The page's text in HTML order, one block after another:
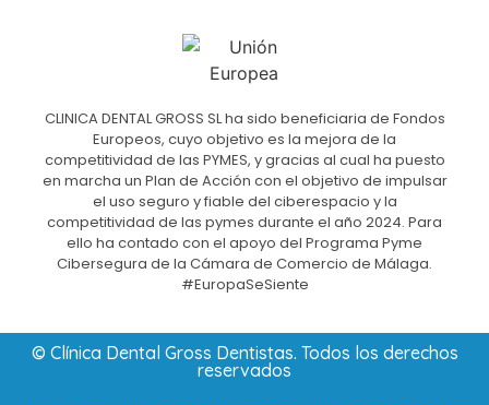
CLINICA DENTAL GROSS SL ha sido beneficiaria de Fondos
Europeos, cuyo objetivo es la mejora de la
competitividad de las PYMES, y gracias al cual ha puesto
en marcha un Plan de Acción con el objetivo de impulsar
el uso seguro y fiable del ciberespacio y la
competitividad de las pymes durante el año 2024. Para
ello ha contado con el apoyo del Programa Pyme
Cibersegura de la Cámara de Comercio de Málaga.
#EuropaSeSiente
© Clínica Dental Gross Dentistas. Todos los derechos
reservados